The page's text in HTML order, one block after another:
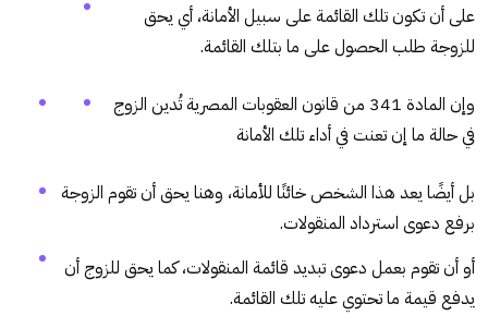
على أن تكون تلك القائمة على سبيل الأمانة، أي يحق
للزوجة طلب الحصول على ما بتلك القائمة.
وإن المادة 341 من قانون العقوبات المصرية تُدين الزوج
في حالة ما إن تعنت في أداء تلك الأمانة
بل أيضًا يعد هذا الشخص خائنًا للأمانة، وهنا يحق أن تقوم الزوجة
برفع دعوى استرداد المنقولات.
أو أن تقوم بعمل دعوى تبديد قائمة المنقولات، كما يحق للزوج أن
يدفع قيمة ما تحتوي عليه تلك القائمة.